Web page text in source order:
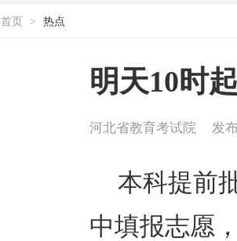
首页 > 热点
明天10时
河北省教育考试院 发
本科提前
中填报志愿